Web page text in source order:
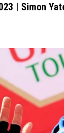
| Simon